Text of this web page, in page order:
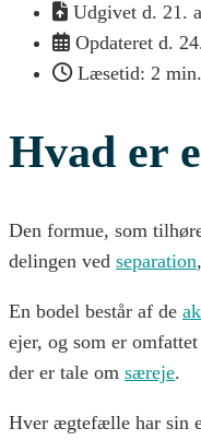
Udgivet d. 21.
Opdateret d.
Læsetid: 2 min.
Hvad er
Den formue, som
delingen ved separation
En bodel består af de
ejer, og som er
der er tale om særeje.
Hver ægtefælle har sin